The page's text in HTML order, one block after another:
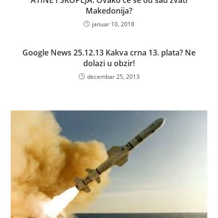
Makedonija?
januar 10, 2018
Google News 25.12.13 Kakva crna 13. plata? Ne
dolazi u obzir!
decembar 25, 2013